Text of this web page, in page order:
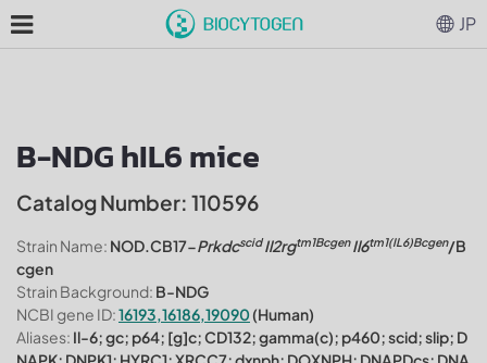
B-NDG hIL6 mice
Catalog Number: 110596
Strain Name: NOD.CB17-PrkdcscidIl2rgtm1BcgenIl6tm1(IL6)Bcgen/B
cgen
Strain Background: B-NDG
NCBI gene ID:16193,16186,19090(Human)
Aliases: Il-6; gc; p64; [g]c; CD132; gamma(c); p460; scid; slip; D
JP